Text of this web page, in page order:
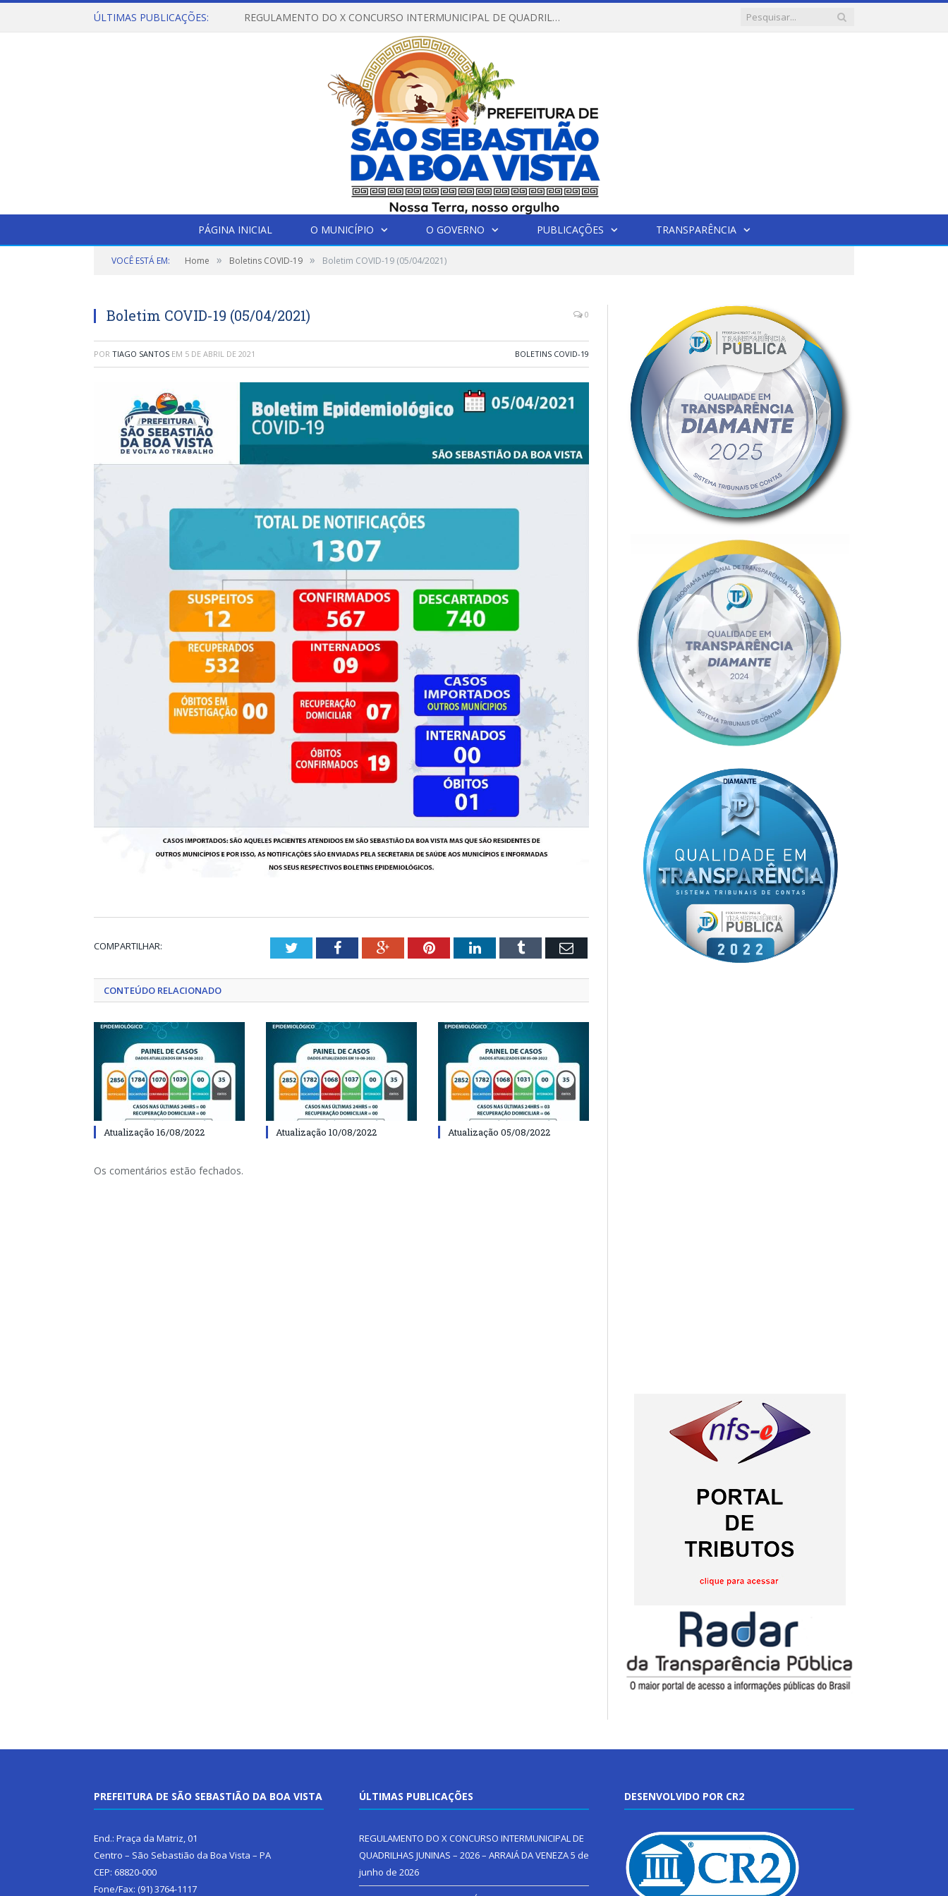
ÚLTIMAS PUBLICAÇÕES: REGULAMENTO DO X CONCURSO INTERMUNICIPAL DE QUADRILHAS JUNINAS – 2026 – ARRAIÁ DA VENEZA
PÁGINA INICIAL O MUNICÍPIO O GOVERNO PUBLICAÇÕES TRANSPARÊNCIA
VOCÊ ESTÁ EM: Home » Boletins COVID-19 » Boletim COVID-19 (05/04/2021)
Boletim COVID-19 (05/04/2021) 0
POR TIAGO SANTOS EM 5 DE ABRIL DE 2021 BOLETINS COVID-19
COMPARTILHAR: TwitterFacebookGoogle+PinterestLinkedInTumblr Email
CONTEÚDO RELACIONADO
Atualização 16/08/2022 Atualização 10/08/2022 Atualização 05/08/2022
Os comentários estão fechados.
PREFEITURA DE SÃO SEBASTIÃO DA BOA VISTA
End.: Praça da Matriz, 01
Centro – São Sebastião da Boa Vista – PA
CEP: 68820-000
Fone/Fax: (91) 3764-1117
ÚLTIMAS PUBLICAÇÕES
REGULAMENTO DO X CONCURSO INTERMUNICIPAL DE
QUADRILHAS JUNINAS – 2026 – ARRAIÁ DA VENEZA5 de
junho de 2026
DESENVOLVIDO POR CR2